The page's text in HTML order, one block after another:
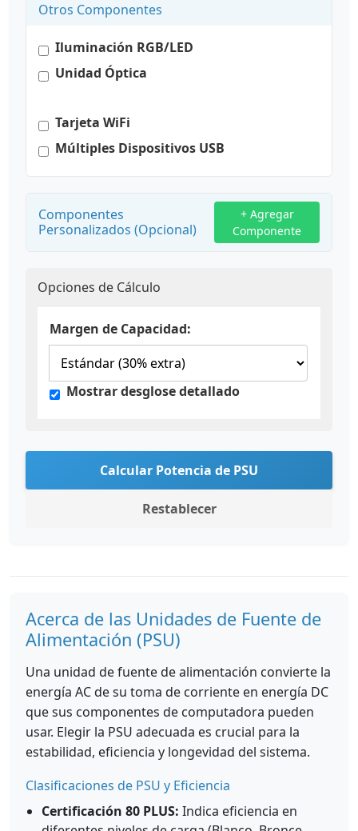
Otros Componentes
Iluminación RGB/LED
Unidad Óptica
Tarjeta WiFi
Múltiples Dispositivos USB
Componentes
Personalizados (Opcional)
+ Agregar
Componente
Opciones de Cálculo
Margen de Capacidad:
Mostrar desglose detallado
Calcular Potencia de PSU
Restablecer
Acerca de las Unidades de Fuente de
Alimentación (PSU)
Una unidad de fuente de alimentación convierte la
energía AC de su toma de corriente en energía DC
que sus componentes de computadora pueden
usar. Elegir la PSU adecuada es crucial para la
estabilidad, eficiencia y longevidad del sistema.
Clasificaciones de PSU y Eficiencia
Certificación 80 PLUS: Indica eficiencia en